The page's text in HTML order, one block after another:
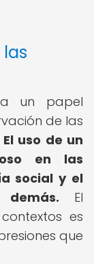
un papel
de las
El uso de un
en las
social y el
El
es
que